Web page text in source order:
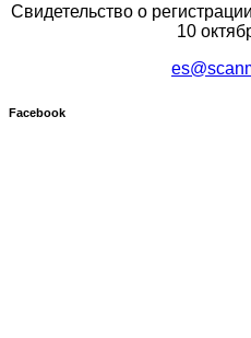
Свидетельство о
10
Facebook